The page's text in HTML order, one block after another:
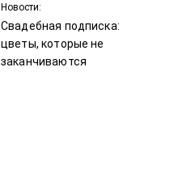
Новости:
Свадебная подписка:
цветы, которые не
заканчиваются